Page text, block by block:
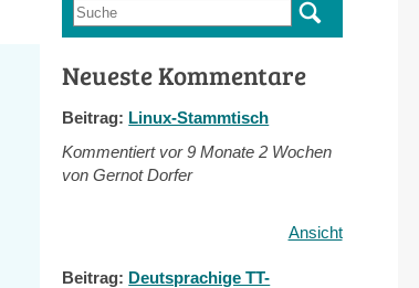
Suchformular
Suche
Neueste Kommentare
Beitrag: Linux-Stammtisch
Kommentiert vor9 Monate 2 Wochen
von Gernot Dorfer
Ansicht
Beitrag: Deutsprachige TT-